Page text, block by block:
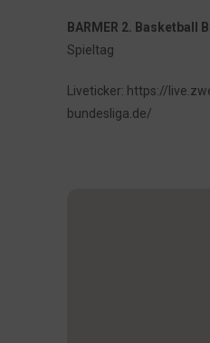
BARMER 2. Basketball
Spieltag
Liveticker: https://
bundesliga.de/